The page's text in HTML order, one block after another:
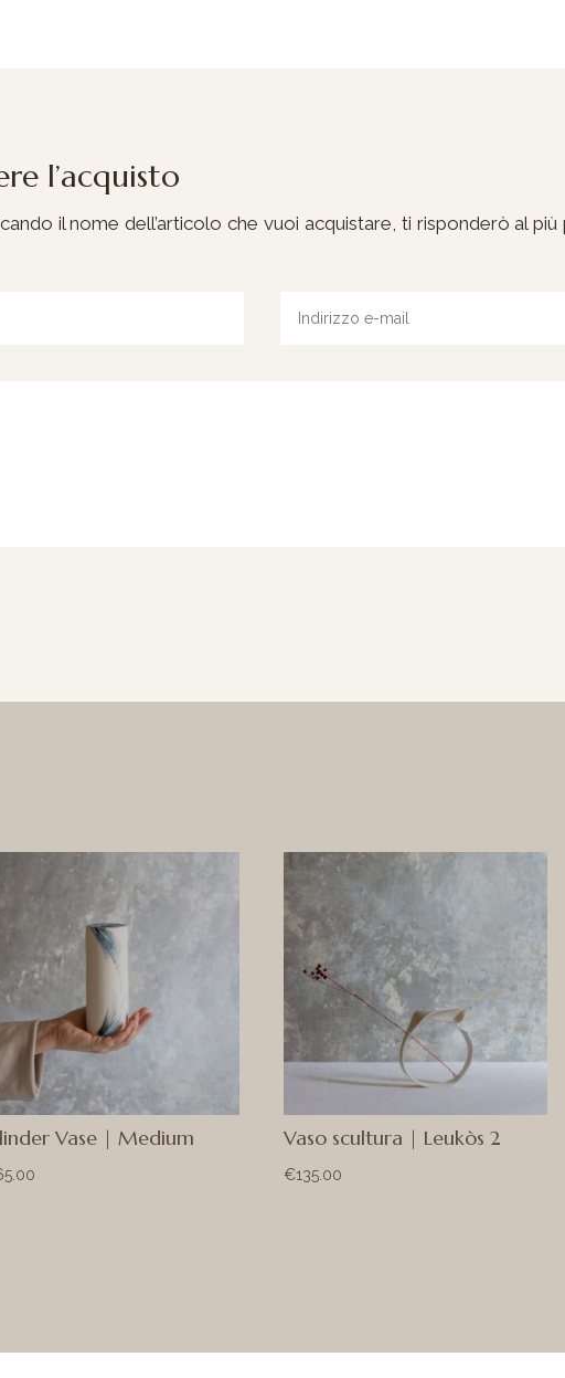
l’acquisto
il nome dell’articolo che vuoi acquistare, ti risponderò al
Vase | Medium Vaso scultura | Leukòs 2
€135.00